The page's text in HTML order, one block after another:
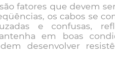
fatores que devem
os cabos se
e confusas,
em boas
desenvolver